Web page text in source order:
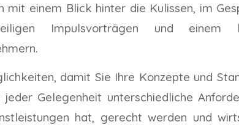
mit einem Blick hinter die Kulissen, im
Impulsvorträgen und einem
damit Sie Ihre Konzepte und
Gelegenheit unterschiedliche
hat, gerecht werden und